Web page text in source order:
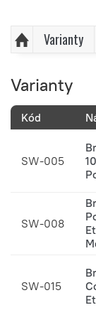
Varianty
Varianty
Kód
SW-005
SW-008
SW-015